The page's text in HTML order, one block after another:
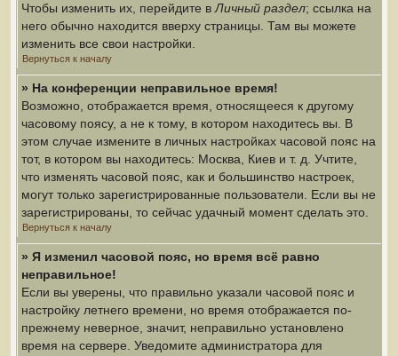
Чтобы изменить их, перейдите в Личный раздел; ссылка на
него обычно находится вверху страницы. Там вы можете
изменить все свои настройки.
Вернуться к началу
» На конференции неправильное время!
Возможно, отображается время, относящееся к другому
часовому поясу, а не к тому, в котором находитесь вы. В
этом случае измените в личных настройках часовой пояс на
тот, в котором вы находитесь: Москва, Киев и т. д. Учтите,
что изменять часовой пояс, как и большинство настроек,
могут только зарегистрированные пользователи. Если вы не
зарегистрированы, то сейчас удачный момент сделать это.
Вернуться к началу
» Я изменил часовой пояс, но время всё равно
неправильное!
Если вы уверены, что правильно указали часовой пояс и
настройку летнего времени, но время отображается по-
прежнему неверное, значит, неправильно установлено
время на сервере. Уведомите администратора для